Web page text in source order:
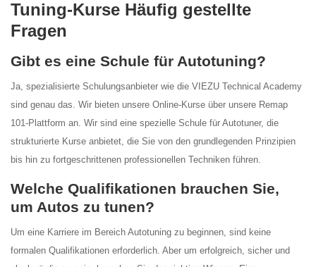
Tuning-Kurse Häufig gestellte
Fragen
Gibt es eine Schule für Autotuning?
Ja, spezialisierte Schulungsanbieter wie die VIEZU Technical Academy
sind genau das. Wir bieten unsere Online-Kurse über unsere Remap
101-Plattform an. Wir sind eine spezielle Schule für Autotuner, die
strukturierte Kurse anbietet, die Sie von den grundlegenden Prinzipien
bis hin zu fortgeschrittenen professionellen Techniken führen.
Welche Qualifikationen brauchen Sie,
um Autos zu tunen?
Um eine Karriere im Bereich Autotuning zu beginnen, sind keine
formalen Qualifikationen erforderlich. Aber um erfolgreich, sicher und